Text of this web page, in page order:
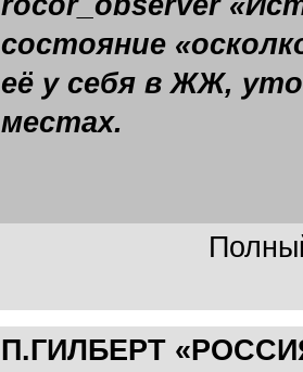
состояние
её у себя в ЖЖ,
местах.
П.ГИЛБЕРТ